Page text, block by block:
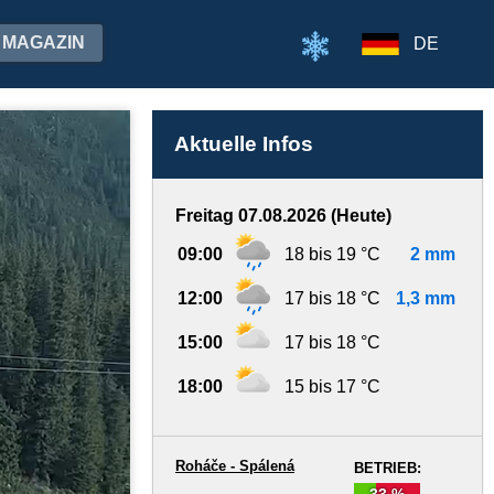
MAGAZIN DE
Aktuelle Infos
Freitag 07.08.2026 (Heute)
09:00 18 bis 19 °C 2 mm
12:00 17 bis 18 °C 1,3 mm
15:00 17 bis 18 °C
18:00 15 bis 17 °C
BETRIEB:
Roháče - Spálená